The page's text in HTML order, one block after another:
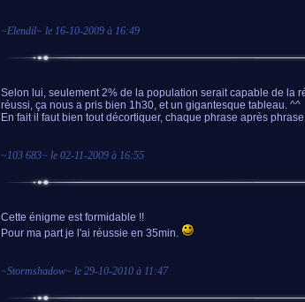
~Elendil~ le 16-10-2009 à 16:49
Selon lui, seulement 2% de la population serait capable de la
réussi, ça nous a pris bien 1h30, et un gigantesque tableau. ^^
En fait il faut bien tout décortiquer, chaque phrase après
~103 683~ le 02-11-2009 à 16:55
Cette énigme est formidable !!
Pour ma part je l'ai réussie en 35min.
~Stormshadow~ le 29-10-2010 à 11:47